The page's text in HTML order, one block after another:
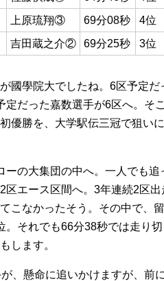
上原琉翔③ 69分08秒 4位
吉田蔵之介② 69分25秒 3位
國學院大でしたね。6区予定だ
定だった嘉数選手が6区へ。そ
優勝を、大学駅伝三冠で狙い
の大集団の中へ。一人でも追
区エース区間へ。3年連続2区
こなかったそう。その中で、
。それでも66分38秒では走り
します。
、懸命に追いかけますが、前